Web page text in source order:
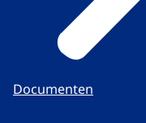
Documenten